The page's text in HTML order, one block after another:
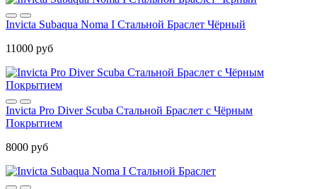
Invicta Subaqua Noma I Стальной Браслет Чёрный
11000 руб
Invicta Pro Diver Scuba Стальной Браслет с Чёрным
Покрытием
8000 руб